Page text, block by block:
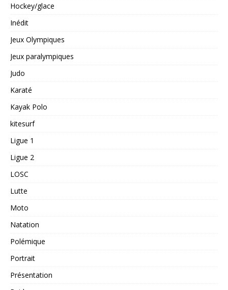
Hockey/glace
Inédit
Jeux Olympiques
Jeux paralympiques
Judo
Karaté
Kayak Polo
kitesurf
Ligue 1
Ligue 2
LOSC
Lutte
Moto
Natation
Polémique
Portrait
Présentation